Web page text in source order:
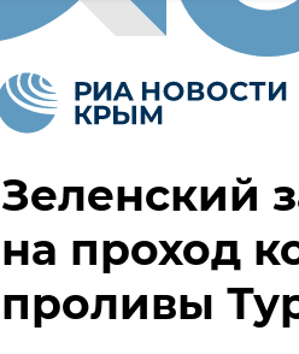
Зеленский
на проход
проливы